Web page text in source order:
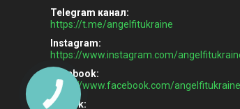
Telegram канал
https://t.me/angelfitukraine
Instagram
https://www.instagram.com/
Facebook
https://www.facebook.com/
TikTok